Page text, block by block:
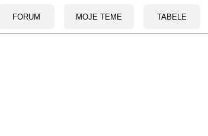
FORUM MOJE TEME TABELE